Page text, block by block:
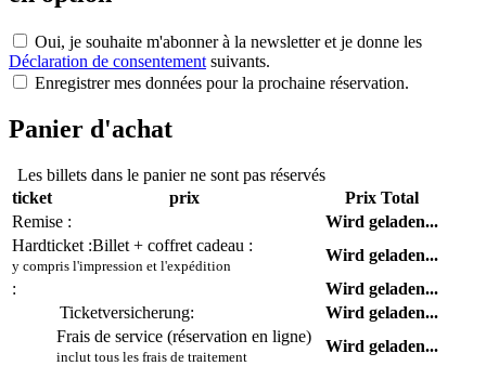
Oui, je souhaite m'abonner à la newsletter et je donne les
Déclaration de consentement suivants.
Enregistrer mes données pour la prochaine réservation.
Panier d'achat
Les billets dans le panier ne sont pas réservés
ticket
prix
Prix Total
Remise :
Wird geladen...
Hardticket :Billet + coffret cadeau :
y compris l'impression et l'expédition
Wird geladen...
:
Wird geladen...
Ticketversicherung:
Wird geladen...
Frais de service (réservation en ligne)
inclut tous les frais de traitement
Wird geladen...